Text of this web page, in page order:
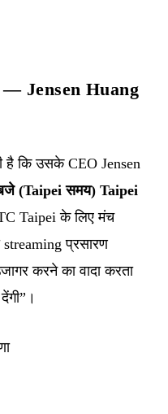
Jensen Huang
कि उसके CEO Jensen
(Taipei समय) Taipei
Taipei के लिए मंच
streaming प्रसारण
करने का वादा करता